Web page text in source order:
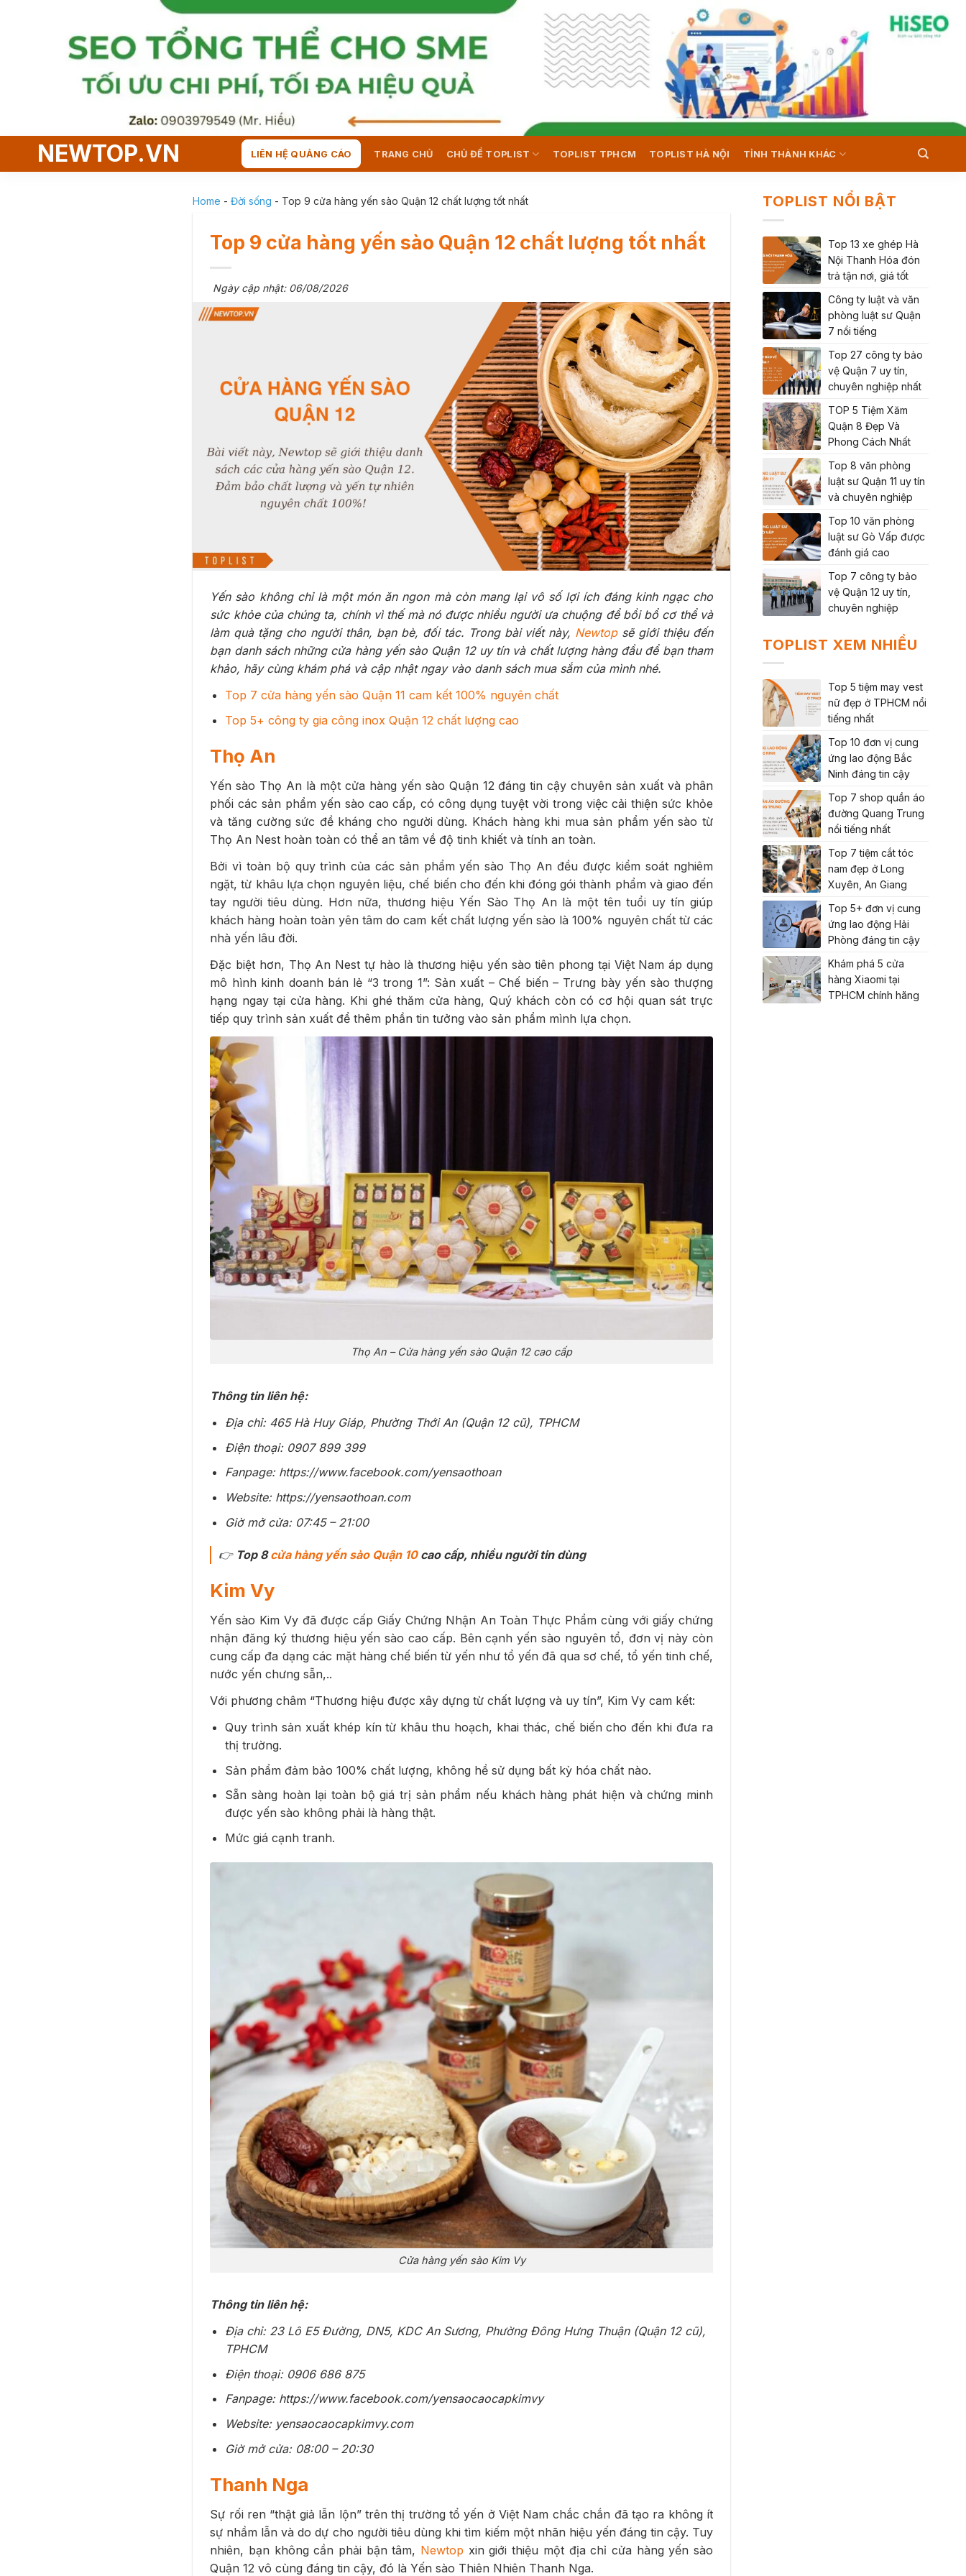
NEWTOP.VN LIÊN HỆ QUẢNG CÁO TRANG CHỦ CHỦ ĐỀ TOPLIST TOPLIST TPHCM TOPLIST HÀ NỘI TỈNH THÀNH KHÁC
Home -Đời sống - Top 9 cửa hàng yến sào Quận 12 chất lượng tốt nhất
Top 9 cửa hàng yến sào Quận 12 chất lượng tốt nhất
Ngày cập nhật: 06/08/2026
Yến sào không chỉ là một món ăn ngon mà còn mang lại vô số lợi ích đáng kinh ngạc cho
sức khỏe của chúng ta, chính vì thế mà nó được nhiều người ưa chuộng để bồi bổ cơ thể và
làm quà tặng cho người thân, bạn bè, đối tác. Trong bài viết này, Newtopsẽ giới thiệu đến
bạn danh sách những cửa hàng yến sào Quận 12 uy tín và chất lượng hàng đầu để bạn tham
khảo, hãy cùng khám phá và cập nhật ngay vào danh sách mua sắm của mình nhé.
Top 7 cửa hàng yến sào Quận 11 cam kết 100% nguyên chất
Top 5+ công ty gia công inox Quận 12 chất lượng cao
Thọ An
Yến sào Thọ An là một cửa hàng yến sào Quận 12 đáng tin cậy chuyên sản xuất và phân
phối các sản phẩm yến sào cao cấp, có công dụng tuyệt vời trong việc cải thiện sức khỏe
và tăng cường sức đề kháng cho người dùng. Khách hàng khi mua sản phẩm yến sào từ
Thọ An Nest hoàn toàn có thể an tâm về độ tinh khiết và tính an toàn.
Bởi vì toàn bộ quy trình của các sản phẩm yến sào Thọ An đều được kiểm soát nghiêm
ngặt, từ khâu lựa chọn nguyên liệu, chế biến cho đến khi đóng gói thành phẩm và giao đến
tay người tiêu dùng. Hơn nữa, thương hiệu Yến Sào Thọ An là một tên tuổi uy tín giúp
khách hàng hoàn toàn yên tâm do cam kết chất lượng yến sào là 100% nguyên chất từ các
nhà yến lâu đời.
Đặc biệt hơn, Thọ An Nest tự hào là thương hiệu yến sào tiên phong tại Việt Nam áp dụng
mô hình kinh doanh bán lẻ “3 trong 1”: Sản xuất – Chế biến – Trưng bày yến sào thượng
hạng ngay tại cửa hàng. Khi ghé thăm cửa hàng, Quý khách còn có cơ hội quan sát trực
tiếp quy trình sản xuất để thêm phần tin tưởng vào sản phẩm mình lựa chọn.
Thọ An – Cửa hàng yến sào Quận 12 cao cấp
Thông tin liên hệ:
Địa chỉ: 465 Hà Huy Giáp, Phường Thới An (Quận 12 cũ), TPHCM
Điện thoại: 0907 899 399
Fanpage: https://www.facebook.com/yensaothoan
Website: https://yensaothoan.com
Giờ mở cửa: 07:45 – 21:00
👉Top 8cửa hàng yến sào Quận 10cao cấp, nhiều người tin dùng
Kim Vy
Yến sào Kim Vy đã được cấp Giấy Chứng Nhận An Toàn Thực Phẩm cùng với giấy chứng
nhận đăng ký thương hiệu yến sào cao cấp. Bên cạnh yến sào nguyên tổ, đơn vị này còn
cung cấp đa dạng các mặt hàng chế biến từ yến như tổ yến đã qua sơ chế, tổ yến tinh chế,
nước yến chưng sẵn,..
Với phương châm “Thương hiệu được xây dựng từ chất lượng và uy tín”, Kim Vy cam kết:
Quy trình sản xuất khép kín từ khâu thu hoạch, khai thác, chế biến cho đến khi đưa ra
thị trường.
Sản phẩm đảm bảo 100% chất lượng, không hề sử dụng bất kỳ hóa chất nào.
Sẵn sàng hoàn lại toàn bộ giá trị sản phẩm nếu khách hàng phát hiện và chứng minh
được yến sào không phải là hàng thật.
Mức giá cạnh tranh.
Cửa hàng yến sào Kim Vy
Thông tin liên hệ:
Địa chỉ: 23 Lô E5 Đường, DN5, KDC An Sương, Phường Đông Hưng Thuận (Quận 12 cũ),
TPHCM
Điện thoại: 0906 686 875
Fanpage: https://www.facebook.com/yensaocaocapkimvy
Website: yensaocaocapkimvy.com
Giờ mở cửa: 08:00 – 20:30
Thanh Nga
Sự rối ren “thật giả lẫn lộn” trên thị trường tổ yến ở Việt Nam chắc chắn đã tạo ra không ít
sự nhầm lẫn và do dự cho người tiêu dùng khi tìm kiếm một nhãn hiệu yến đáng tin cậy. Tuy
nhiên, bạn không cần phải bận tâm, Newtop xin giới thiệu một địa chỉ cửa hàng yến sào
Quận 12 vô cùng đáng tin cậy, đó là Yến sào Thiên Nhiên Thanh Nga.
TOPLIST NỔI BẬT
Top 13 xe ghép Hà
Nội Thanh Hóa đón
trả tận nơi, giá tốt
Công ty luật và văn
phòng luật sư Quận
7 nổi tiếng
Top 27 công ty bảo
vệ Quận 7 uy tín,
chuyên nghiệp nhất
TOP 5 Tiệm Xăm
Quận 8 Đẹp Và
Phong Cách Nhất
Top 8 văn phòng
luật sư Quận 11 uy tín
và chuyên nghiệp
Top 10 văn phòng
luật sư Gò Vấp được
đánh giá cao
Top 7 công ty bảo
vệ Quận 12 uy tín,
chuyên nghiệp
TOPLIST XEM NHIỀU
Top 5 tiệm may vest
nữ đẹp ở TPHCM nổi
tiếng nhất
Top 10 đơn vị cung
ứng lao động Bắc
Ninh đáng tin cậy
Top 7 shop quần áo
đường Quang Trung
nổi tiếng nhất
Top 7 tiệm cắt tóc
nam đẹp ở Long
Xuyên, An Giang
Top 5+ đơn vị cung
ứng lao động Hải
Phòng đáng tin cậy
Khám phá 5 cửa
hàng Xiaomi tại
TPHCM chính hãng